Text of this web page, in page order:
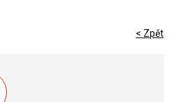
< Zpět